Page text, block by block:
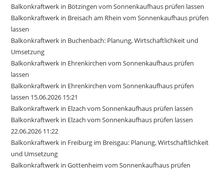
Balkonkraftwerk in Bötzingen vom Sonnenkaufhaus prüfen lassen
Balkonkraftwerk in Breisach am Rhein vom Sonnenkaufhaus prüfen
lassen
Balkonkraftwerk in Buchenbach: Planung, Wirtschaftlichkeit und
Umsetzung
Balkonkraftwerk in Ehrenkirchen vom Sonnenkaufhaus prüfen
lassen
Balkonkraftwerk in Ehrenkirchen vom Sonnenkaufhaus prüfen
lassen 15.06.2026 15:21
Balkonkraftwerk in Elzach vom Sonnenkaufhaus prüfen lassen
Balkonkraftwerk in Elzach vom Sonnenkaufhaus prüfen lassen
22.06.2026 11:22
Balkonkraftwerk in Freiburg im Breisgau: Planung, Wirtschaftlichkeit
und Umsetzung
Balkonkraftwerk in Gottenheim vom Sonnenkaufhaus prüfen